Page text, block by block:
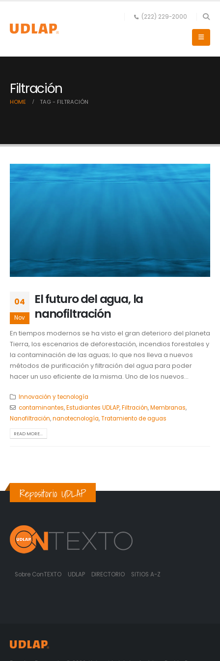
(222) 229-2000
Filtración
HOME TAG - FILTRACIÓN
04
Nov
El futuro del agua, la
nanofiltración
En tiempos modernos se ha visto el gran deterioro del planeta
Tierra, los escenarios de deforestación, incendios forestales y
la contaminación de las aguas; lo que nos lleva a nuevos
métodos de purificación y filtración del agua para poder
hacer un uso eficiente de la misma. Uno de los nuevos...
Innovación y tecnología
contaminantes,Estudiantes UDLAP,Filtración,Membranas,
Nanofiltración,nanotecnología,Tratamiento de aguas
READ MORE...
Repositorio UDLAP
Sobre ConTEXTO UDLAP DIRECTORIO SITIOS A-Z